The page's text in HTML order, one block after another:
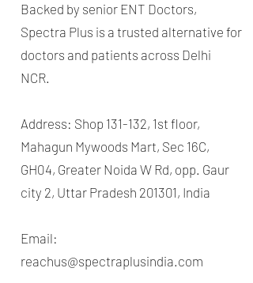
Backed by senior ENT Doctors,
Spectra Plus is a trusted alternative for
doctors and patients across Delhi
NCR.
Address: Shop 131-132, 1st floor,
Mahagun Mywoods Mart, Sec 16C,
GH04, Greater Noida W Rd, opp. Gaur
city 2, Uttar Pradesh 201301, India
Email:
reachus@spectraplusindia.com